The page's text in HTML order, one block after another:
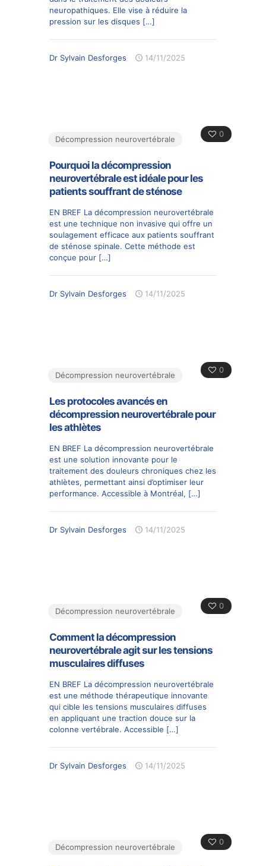
neuropathiques. Elle vise à réduire la
pression sur les disques […]
Dr Sylvain Desforges 14/11/2025
0
Décompression neurovertébrale
Pourquoi la décompression
neurovertébrale est idéale pour les
patients souffrant de sténose
EN BREF La décompression neurovertébrale
est une technique non invasive qui offre un
soulagement efficace aux patients souffrant
de sténose spinale. Cette méthode est
conçue pour […]
Dr Sylvain Desforges 14/11/2025
0
Décompression neurovertébrale
Les protocoles avancés en
décompression neurovertébrale pour
les athlètes
EN BREF La décompression neurovertébrale
est une solution innovante pour le
traitement des douleurs chroniques chez les
athlètes, permettant ainsi d’optimiser leur
performance. Accessible à Montréal, […]
Dr Sylvain Desforges 14/11/2025
0
Décompression neurovertébrale
Comment la décompression
neurovertébrale agit sur les tensions
musculaires diffuses
EN BREF La décompression neurovertébrale
est une méthode thérapeutique innovante
qui cible les tensions musculaires diffuses
en appliquant une traction douce sur la
colonne vertébrale. Accessible […]
Dr Sylvain Desforges 14/11/2025
0
Décompression neurovertébrale